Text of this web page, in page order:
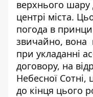
верхнього
центрі міста.
погода в
звичайно, вона
при укладанні
договору, на
Небесної
до кінця цього